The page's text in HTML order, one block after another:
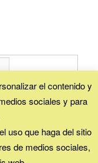
(Reconocimiento - No
.
el contenido y
sociales y para
uso que haga del sitio
de medios sociales,